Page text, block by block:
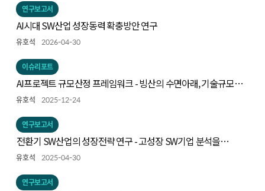
연구보고서
AI시대 SW산업 성장동력 확충방안 연구
유호석 2026-04-30
이슈리포트
AI프로젝트 규모산정 프레임워크 - 빙산의 수면아래, 기술규모
측정하기
유호석 2025-12-24
연구보고서
전환기 SW산업의 성장전략 연구 - 고성장 SW기업 분석을
중심으로 -
유호석 2025-04-30
연구보고서